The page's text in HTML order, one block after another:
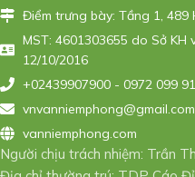
Điểm trưng bày: Tầng 1,
MST: 4601303655 do Sở
12/10/2016
+02439907900 - 0972 099
vnvanniemphong@gmail.com
vanniemphong.com
Người chịu trách nhiệm: Trần